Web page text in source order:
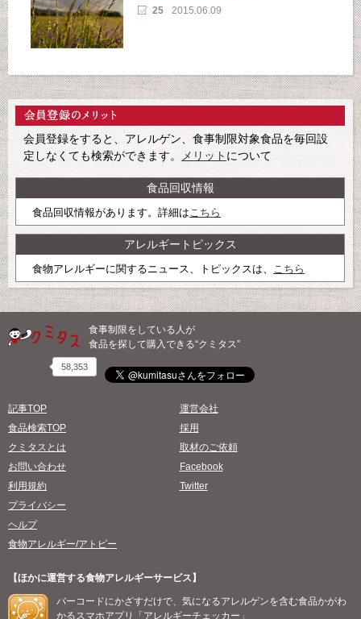
25 2015.06.09
会員登録をすると、アレルゲン、食事制限対象食品を毎回設
定しなくても検索ができます。
メリット について
食品回収情報
食品回収情報があります。詳細はこちら
アレルギートピックス
食物アレルギーに関するニュース、トピックスは、 こちら
食事制限をしている人が
食品を探して購入できる“クミタス”
58,353
記事TOP
食品検索TOP
クミタスとは
お問い合わせ
利用規約
プライバシー
ヘルプ
食物アレルギー/アトピー
運営会社
採用
取材のご依頼
Facebook
Twitter
【ほかに運営する食物アレルギーサービス】
バーコードにかざすだけで、気になるアレルゲンを含む食品かがわ
かるスマホアプリ「アレルギーチェッカー」